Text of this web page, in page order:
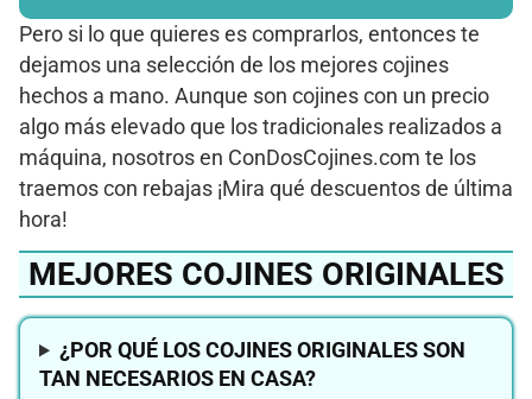
Pero si lo que quieres es comprarlos, entonces te
dejamos una selección de los mejores cojines
hechos a mano. Aunque son cojines con un precio
algo más elevado que los tradicionales realizados a
máquina, nosotros en ConDosCojines.com te los
traemos con rebajas ¡Mira qué descuentos de última
hora!
MEJORES COJINES ORIGINALES
¿POR QUÉ LOS COJINES ORIGINALES SON
TAN NECESARIOS EN CASA?